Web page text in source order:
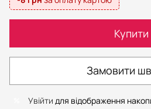
Купити
Замовити
Увійти для відображення